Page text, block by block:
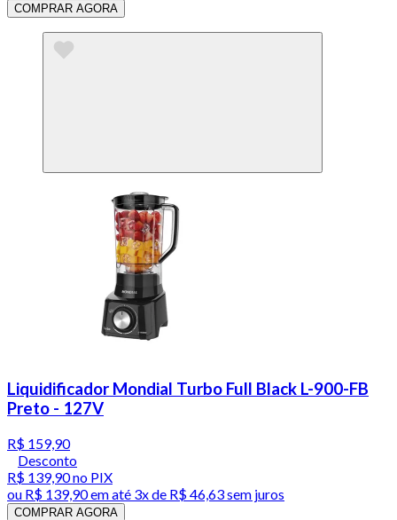
COMPRAR AGORA
Liquidificador Mondial Turbo Full Black L-900-FB
Preto - 127V
R$ 159,90
Desconto
R$ 139,90no PIX
ou R$ 139,90em até 3x de R$ 46,63 sem juros
COMPRAR AGORA